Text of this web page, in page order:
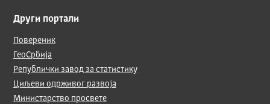
Други портали
Повереник
ГеоСрбија
Републички завод за статистику
Циљеви одрживог развоја
Министарство просвете